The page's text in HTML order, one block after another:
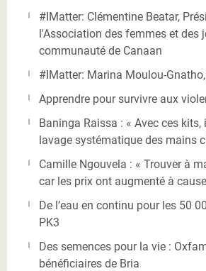
#IMatter: Clémentine Beatar,
l'Association des femmes et des
communauté de Canaan
#IMatter: Marina Moulou-
Apprendre pour survivre aux
Baninga Raissa : « Avec ces kits,
lavage systématique des mains
Camille Ngouvela : « Trouver à
car les prix ont augmenté à
De l’eau en continu pour les 50
PK3
Des semences pour la vie :
bénéficiaires de Bria